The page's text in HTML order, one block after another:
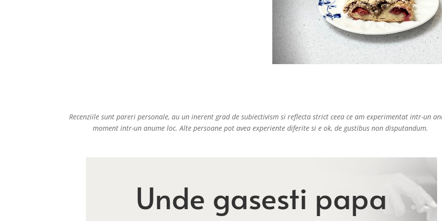
Recenziile sunt pareri personale, au un inerent grad de subiectivism si reflecta strict ceea ce am experimentat intr-un
moment intr-un anume loc. Alte persoane pot avea experiente diferite si e ok, de gustibus non disputandum.
Unde gasesti papa